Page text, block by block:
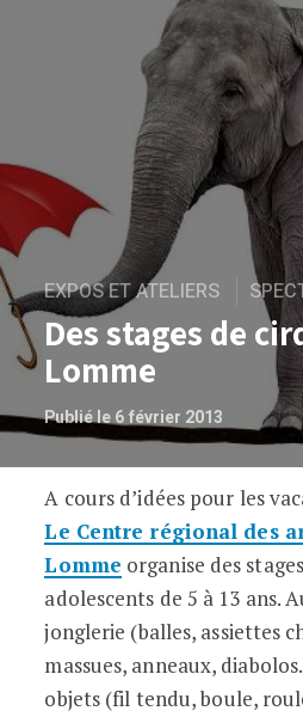
EXPOS ET ATELIERS
Des stages de
Lomme
Publié le 6 février 2013
Des stages de
A cours d’idées pour les
Le Centre régional des
Lomme organise des
adolescents de 5 à 13 ans.
jonglerie (balles, assiettes
massues, anneaux,
objets (fil tendu, boule,